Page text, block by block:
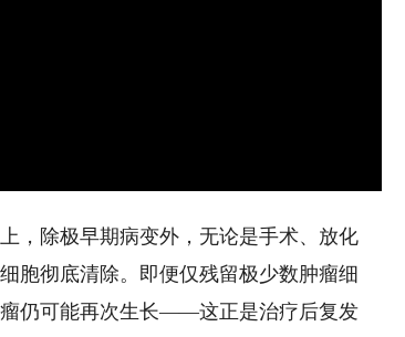
除极早期病变外，无论是手术、放化
胞彻底清除。即便仅残留极少数肿瘤细
仍可能再次生长——这正是治疗后复发